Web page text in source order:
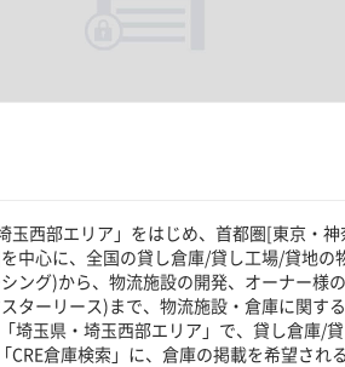
埼玉西部エリア」をはじめ、首都圏[東京
中心に、全国の貸し倉庫/貸し工場/貸地
ング)から、物流施設の開発、オーナー様
ターリース)まで、物流施設・倉庫に関す
埼玉県・埼玉西部エリア」で、貸し倉庫/
CRE倉庫検索」に、倉庫の掲載を希望さ